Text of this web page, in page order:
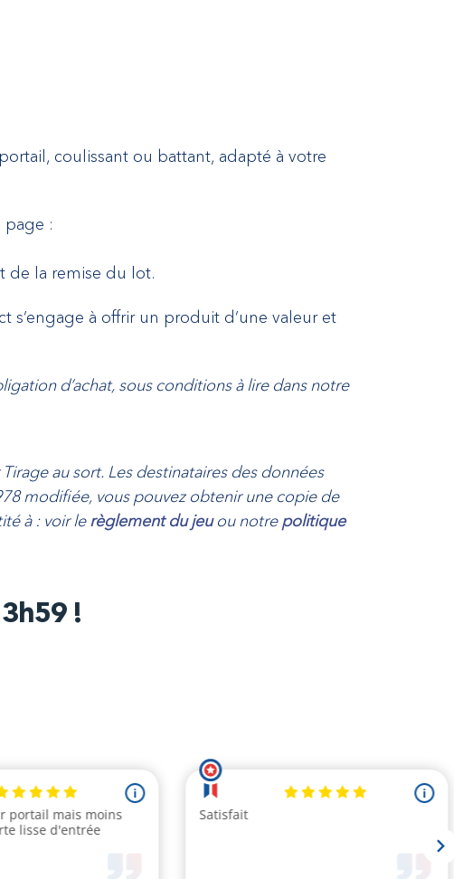
coulissant ou battant, adapté à votre
page :
de la remise du lot.
à offrir un produit d’une valeur et
d’achat, sous conditionsà lire dans notre
au sort. Les destinataires des données
modifiée, vous pouvez obtenir une copie de
à : voir lerèglement du jeuou notrepolitique
!